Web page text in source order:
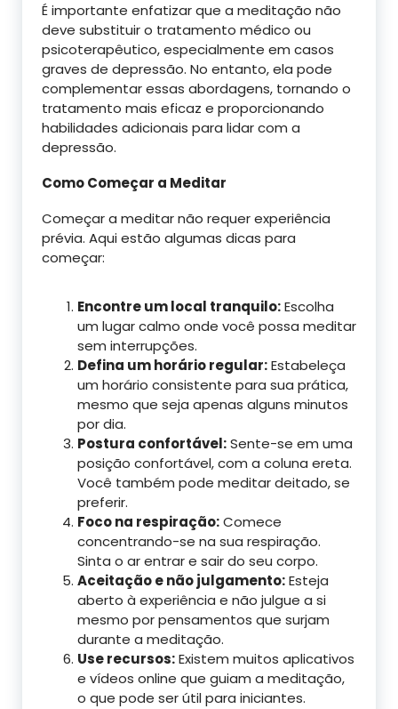
É importante enfatizar que a meditação não
deve substituir o tratamento médico ou
psicoterapêutico, especialmente em casos
graves de depressão. No entanto, ela pode
complementar essas abordagens, tornando o
tratamento mais eficaz e proporcionando
habilidades adicionais para lidar com a
depressão.
Como Começar a Meditar
Começar a meditar não requer experiência
prévia. Aqui estão algumas dicas para
começar:
Encontre um local tranquilo:Escolha
um lugar calmo onde você possa meditar
sem interrupções.
Defina um horário regular:Estabeleça
um horário consistente para sua prática,
mesmo que seja apenas alguns minutos
por dia.
Postura confortável:Sente-se em uma
posição confortável, com a coluna ereta.
Você também pode meditar deitado, se
preferir.
Foco na respiração:Comece
concentrando-se na sua respiração.
Sinta o ar entrar e sair do seu corpo.
Aceitação e não julgamento:Esteja
aberto à experiência e não julgue a si
mesmo por pensamentos que surjam
durante a meditação.
Use recursos:Existem muitos aplicativos
e vídeos online que guiam a meditação,
o que pode ser útil para iniciantes.